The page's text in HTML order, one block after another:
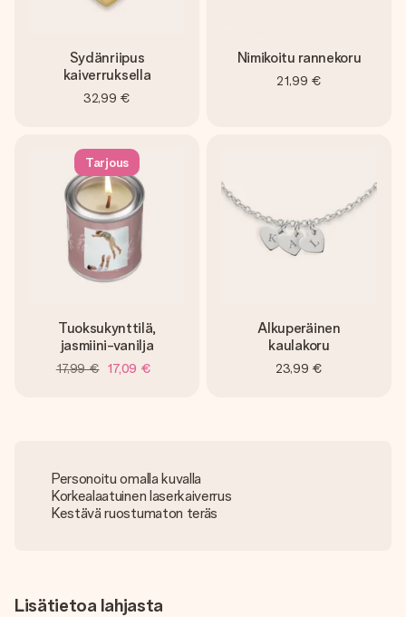
Sydänriipus
kaiverruksella
32,99 €
Nimikoitu rannekoru
21,99 €
Tarjous
Tuoksukynttilä,
jasmiini-vanilja
17,99 € 17,09 €
Alkuperäinen
kaulakoru
23,99 €
Personoitu omalla kuvalla
Korkealaatuinen laserkaiverrus
Kestävä ruostumaton teräs
Lisätietoa lahjasta